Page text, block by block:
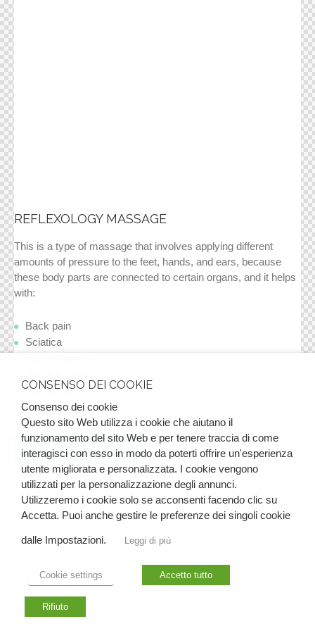
REFLEXOLOGY MASSAGE
This is a type of massage that involves applying different
amounts of pressure to the feet, hands, and ears, because
these body parts are connected to certain organs, and it helps
with:
Back pain
Sciatica
Muscle pain
Depression
LEARN MORE
CONSENSO DEI COOKIE
Consenso dei cookie
Questo sito Web utilizza i cookie che aiutano il
funzionamento del sito Web e per tenere traccia di come
interagisci con esso in modo da poterti offrire un'esperienza
utente migliorata e personalizzata. I cookie vengono
utilizzati per la personalizzazione degli annunci.
Utilizzeremo i cookie solo se acconsenti facendo clic su
Accetta. Puoi anche gestire le preferenze dei singoli cookie
dalle Impostazioni. Leggi di più
Cookie settings Accetto tutto
Rifiuto